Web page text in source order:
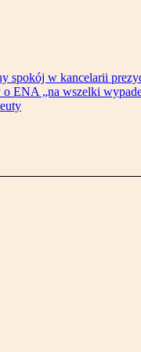
spokój w kancelarii
o ENA „na wszelki